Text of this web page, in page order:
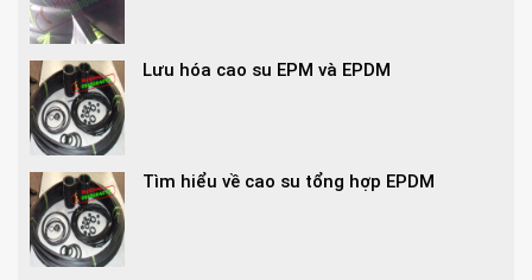
Lưu hóa cao su EPM và EPDM
Tìm hiểu về cao su tổng hợp EPDM